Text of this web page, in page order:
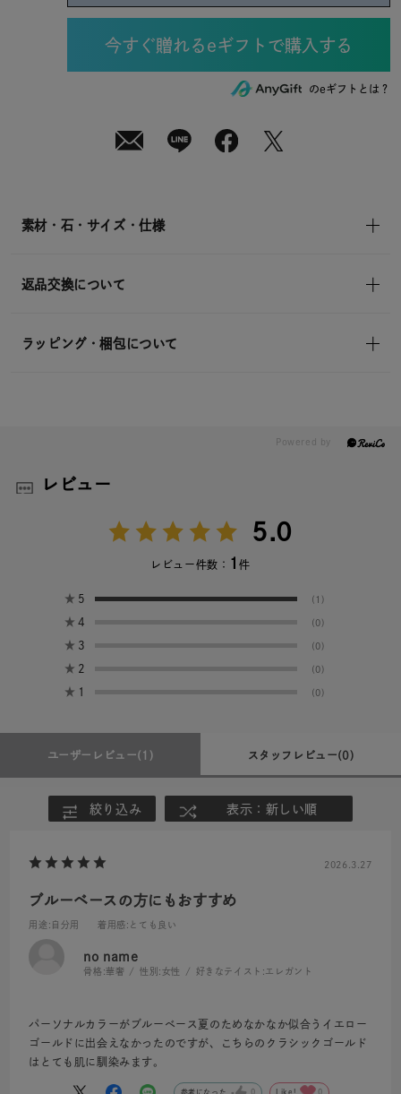
08
月
のeギフトとは？
素材・石・サイズ・仕様
返品交換について
ラッピング・梱包について
レビュー
5.0
レビュー件数： 1件
★ 5 (1)
★ 4 (0)
★ 3 (0)
★ 2 (0)
★ 1 (0)
ユーザーレビュー(1) スタッフレビュー(0)
絞り込み 表示：新しい順
2026.3.27
ブルーベースの方にもおすすめ
用途 :自分用 着用感 :とても良い
no name
骨格:華奢 性別: 女性 好きなテイスト: エレガント
パーソナルカラーがブルーベース夏のためなかなか似合うイエロー
ゴールドに出会えなかったのですが、こちらのクラシックゴールド
はとても肌に馴染みます。